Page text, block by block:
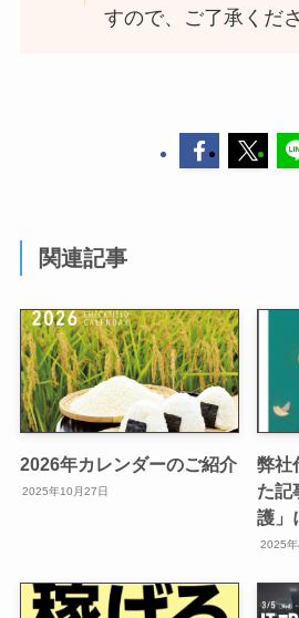
すので、ご了承くだ
関連記事
2026年カレンダーのご紹介
2025年10月27日
弊社
た記
護」
2025年